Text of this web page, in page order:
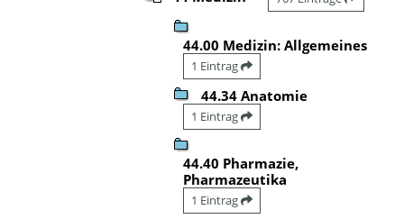
44.00 Medizin: Allgemeines
1 Eintrag
44.34 Anatomie
1 Eintrag
44.40 Pharmazie,
Pharmazeutika
1 Eintrag